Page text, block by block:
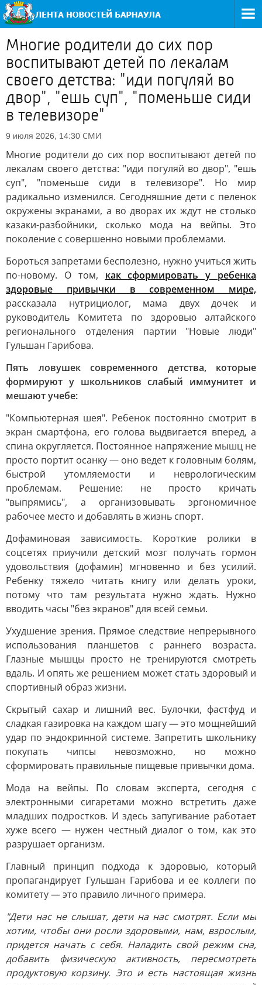
Многие родители до сих пор
воспитывают детей по лекалам
своего детства: "иди погуляй во
двор", "ешь суп", "поменьше сиди
в телевизоре"
9 июля 2026, 14:30 СМИ
Многие родители до сих пор воспитывают детей по
лекалам своего детства: "иди погуляй во двор", "ешь
суп", "поменьше сиди в телевизоре". Но мир
радикально изменился. Сегодняшние дети с пеленок
окружены экранами, а во дворах их ждут не столько
казаки-разбойники, сколько мода на вейпы. Это
поколение с совершенно новыми проблемами.
Бороться запретами бесполезно, нужно учиться жить
по-новому. О том, как сформировать у ребенка
здоровые привычки в современном мире,
рассказала нутрициолог, мама двух дочек и
руководитель Комитета по здоровью алтайского
регионального отделения партии "Новые люди"
Гульшан Гарибова.
Пять ловушек современного детства, которые
формируют у школьников слабый иммунитет и
мешают учебе:
"Компьютерная шея". Ребенок постоянно смотрит в
экран смартфона, его голова выдвигается вперед, а
спина округляется. Постоянное напряжение мышц не
просто портит осанку — оно ведет к головным болям,
быстрой утомляемости и неврологическим
проблемам. Решение: не просто кричать
"выпрямись", а организовывать эргономичное
рабочее место и добавлять в жизнь спорт.
Дофаминовая зависимость. Короткие ролики в
соцсетях приучили детский мозг получать гормон
удовольствия (дофамин) мгновенно и без усилий.
Ребенку тяжело читать книгу или делать уроки,
потому что там результата нужно ждать. Нужно
вводить часы "без экранов" для всей семьи.
Ухудшение зрения. Прямое следствие непрерывного
использования планшетов с раннего возраста.
Глазные мышцы просто не тренируются смотреть
вдаль. И опять же решением может стать здоровый и
спортивный образ жизни.
Скрытый сахар и лишний вес. Булочки, фастфуд и
сладкая газировка на каждом шагу — это мощнейший
удар по эндокринной системе. Запретить школьнику
покупать чипсы невозможно, но можно
сформировать правильные пищевые привычки дома.
Мода на вейпы. По словам эксперта, сегодня с
электронными сигаретами можно встретить даже
младших подростков. И здесь запугивание работает
хуже всего — нужен честный диалог о том, как это
разрушает организм.
Главный принцип подхода к здоровью, который
пропагандирует Гульшан Гарибова и ее коллеги по
комитету — это правило личного примера.
"Дети нас не слышат, дети на нас смотрят. Если мы
хотим, чтобы они росли здоровыми, нам, взрослым,
придется начать с себя. Наладить свой режим сна,
добавить физическую активность, пересмотреть
продуктовую корзину. Это и есть настоящая жизнь